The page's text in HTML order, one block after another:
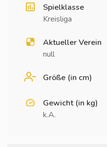
Spielklasse
Kreisliga
Aktueller Verein
null
Größe (in cm)
Gewicht (in kg)
k.A.